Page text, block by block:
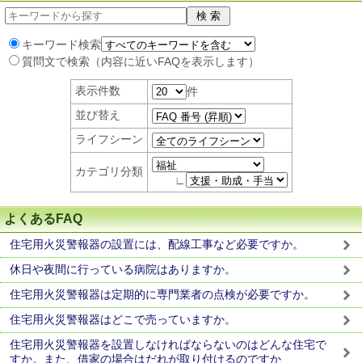
キーワード検索
質問文で検索（内容に近いFAQを表示します）
表示件数
件
並び替え
ライフシーン
カテゴリ分類
∟
よくあるFAQ
住宅用火災警報器の設置には、配線工事など必要ですか。
休日や夜間に行っている病院はありますか。
住宅用火災警報器は定期的に専門業者の点検が必要ですか。
住宅用火災警報器はどこで売っていますか。
住宅用火災警報器を設置しなければならないのはどんな住宅で
すか。また、借家の場合はだれが取り付けるのですか